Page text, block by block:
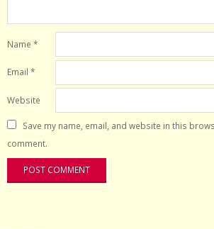
Name *
Email *
Website
Save my name, email, and website in this
comment.